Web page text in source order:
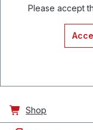
Please accept
Shop